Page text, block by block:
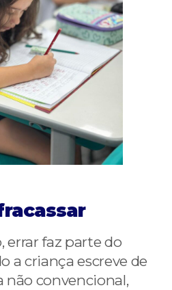
errar faz parte do
a criança escreve de
não convencional,